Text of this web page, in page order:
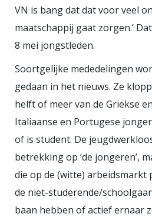
VN is bang dat dat voor veel
maatschappij gaat zorgen.’
8 mei jongstleden.
Soortgelijke mededelingen
gedaan in het nieuws. Ze
helft of meer van de Griekse
Italiaanse en Portugese
of is student. De
betrekking op ‘de jongeren’,
die op de (witte) arbeidsmarkt
de niet-studerende/
baan hebben of actief ernaar